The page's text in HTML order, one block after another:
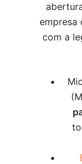
empresa
com a